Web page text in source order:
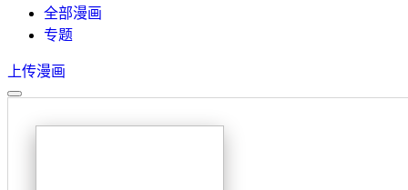
全部漫画
专题
上传漫画